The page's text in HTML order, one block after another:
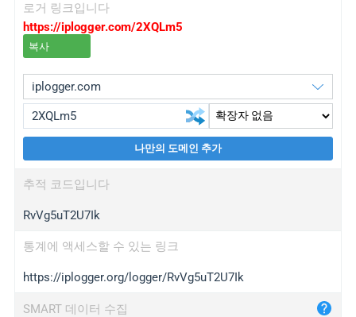
로거 링크입니다
https://iplogger.com/2XQLm5
복사
wl.gl
ed.tc
bc.ax
iplogger.com
maper.info
나만의 도메인 추가
추적 코드입니다
RvVg5uT2U7Ik
통계에 액세스할 수 있는 링크
https://iplogger.org/logger/RvVg5uT2U7Ik
SMART 데이터 수집